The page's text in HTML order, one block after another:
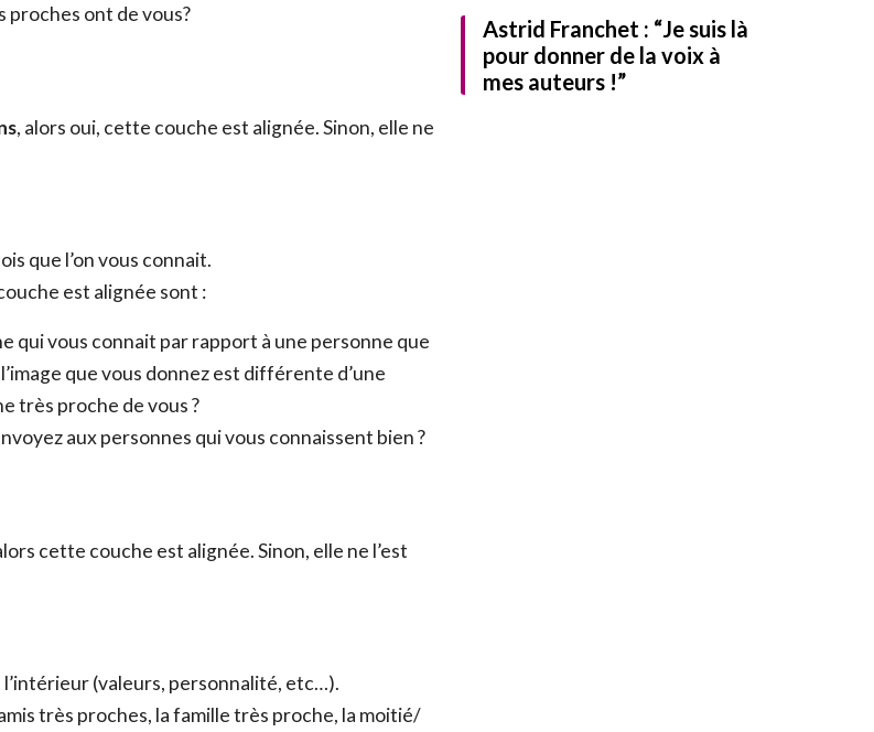
protégé par reCAPTCHA et Google,Politique de confidentialité
proches ont de vous?
, alors oui, cette couche est alignée. Sinon, elle ne
que l’on vous connait.
est alignée sont :
qui vous connait par rapport à une personne que
que vous donnez est différente d’une
très proche de vous ?
aux personnes qui vous connaissent bien ?
cette couche est alignée. Sinon, elle ne l’est
(valeurs, personnalité, etc…).
très proches, la famille très proche, la moitié/
Astrid Franchet : “Je suis là
pour donner de la voix à
mes auteurs !”